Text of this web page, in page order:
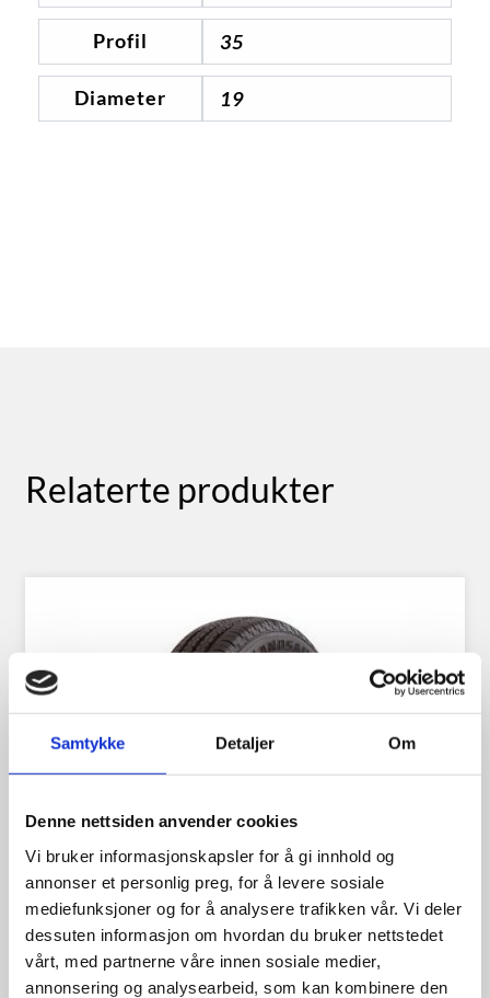
Samtykke Detaljer Om
Denne nettsiden anvender cookies
Vi bruker informasjonskapsler for å gi innhold og
annonser et personlig preg, for å levere sosiale
mediefunksjoner og for å analysere trafikken vår. Vi deler
dessuten informasjon om hvordan du bruker nettstedet
vårt, med partnerne våre innen sosiale medier,
annonsering og analysearbeid, som kan kombinere den
Profil 35
Diameter 19
Relaterte produkter
Landsail CT6 195/50R13 104N